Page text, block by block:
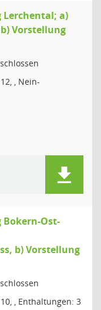
a)
Vorstellung
, Nein-
Ost-
b) Vorstellung
, Enthaltungen: 3